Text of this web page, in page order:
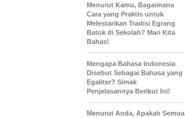
Menurut Kamu, Bagaimana
Cara yang Praktis untuk
Melestarikan Tradisi Egrang
Batok di Sekolah? Mari Kita
Bahas!
Mengapa Bahasa Indonesia
Disebut Sebagai Bahasa yang
Egaliter? Simak
Penjelasannya Berikut Ini!
Menurut Anda, Apakah Semua